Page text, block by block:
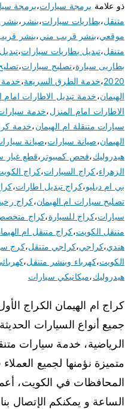
ذو علامة برمجة سيارات،برمجة
متنقل،بطاريات سيارات،بنشر ،
موقعي،بنشر قريب مني،بنشر
متنقل،تبديل بطاريات سيارات،
بطاريى سيارة،تصليح سيارات،
2020،خدمة الطرق السريعة،
الهيمان،خدمة تبديل الاطارات امام
الاطارات امام المنزل،خدمة
سيارات متنقلة ام الهيمان،خدمة
الهيمان،صيانة سيارات،صيانة
هيدروليك،فحص كمبيوتر ،قطع غيار
الزهراء،كراج السيارات،كراج
بي ام دبليو،كراج تبديل اطارات،
تصليح سيارات ام الهيمان،كراج
سيارات،كراج للسيارة،كراج
متنقل الكويت،كراج متنقل ام
هندي،كراجي،كراجي متنقل،كرج
الكويت،كهرباء وبنشر متنقل،
هيدروليك،ميكانيكي سيارات
كراج ام الهيمان الكراج
جميع أنواع السيارات
الرياضية، خدمة سيارات
متميزة نؤمنها لجميع
الساعة و يمكنكم الإتصال